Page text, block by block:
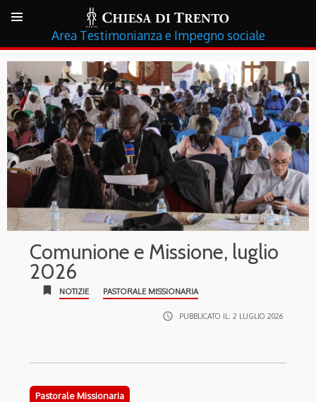
Testimonianza e Impegno sociale
Comunione e Missione, luglio
2026
bookmark NOTIZIE PASTORALE MISSIONARIA
access_time PUBBLICATO IL: 2 LUGLIO 2026
Pastorale Missionaria